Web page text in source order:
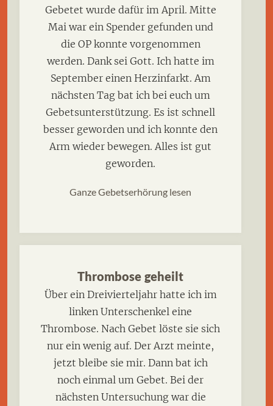
Gebetet wurde dafür im April. Mitte
Mai war ein Spender gefunden und
die OP konnte vorgenommen
werden. Dank sei Gott. Ich hatte im
September einen Herzinfarkt. Am
nächsten Tag bat ich bei euch um
Gebetsunterstützung. Es ist schnell
besser geworden und ich konnte den
Arm wieder bewegen. Alles ist gut
geworden.
Ganze Gebetserhörung lesen
Thrombose geheilt
Über ein Dreivierteljahr hatte ich im
linken Unterschenkel eine
Thrombose. Nach Gebet löste sie sich
nur ein wenig auf. Der Arzt meinte,
jetzt bleibe sie mir. Dann bat ich
noch einmal um Gebet. Bei der
nächsten Untersuchung war die